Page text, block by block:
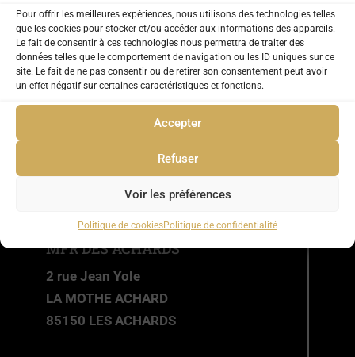
Pour offrir les meilleures expériences, nous utilisons des technologies telles
que les cookies pour stocker et/ou accéder aux informations des appareils.
Le fait de consentir à ces technologies nous permettra de traiter des
données telles que le comportement de navigation ou les ID uniques sur ce
site. Le fait de ne pas consentir ou de retirer son consentement peut avoir
un effet négatif sur certaines caractéristiques et fonctions.
Accepter
Refuser
Voir les préférences
Politique de cookiesPolitique de confidentialité
MFR DES ACHARDS
2 rue Jean Yole
LA MOTHE ACHARD
85150 LES ACHARDS